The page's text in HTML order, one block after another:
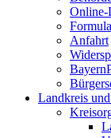
Online-
Anfahrt
Landkreis